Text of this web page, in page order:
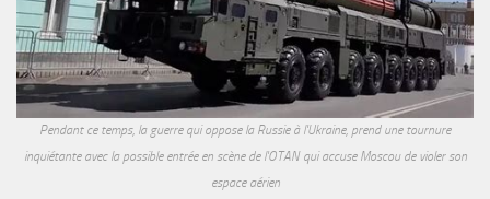
Pendant ce temps, la guerre qui oppose la Russie à l'Ukraine, prend une tournure
inquiétante avec la possible entrée en scène de l'OTAN qui accuse Moscou de violer son
espace aérien